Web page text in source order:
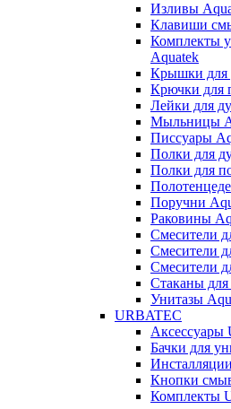
Изливы
Клавиши
Комплекты
Aquatek
Крышки для
Крючки для
Лейки для
Мыльницы
Писсуары
Полки для
Полки для
Поручни
Раковины
Смесители
Смесители
Смесители
Стаканы
Унитазы
URBATEC
Аксессуары
Бачки для
Кнопки
Комплекты